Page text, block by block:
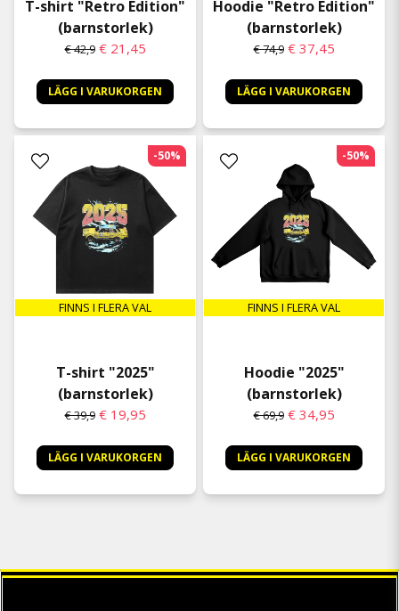
T-shirt "Retro Edition"
(barnstorlek)
€ 42,9 € 21,45
LÄGG I VARUKORGEN
Hoodie "Retro Edition"
(barnstorlek)
€ 74,9 € 37,45
LÄGG I VARUKORGEN
FINNS I FLERA VAL
T-shirt "2025"
(barnstorlek)
€ 39,9 € 19,95
LÄGG I VARUKORGEN
-50%
FINNS I FLERA VAL
Hoodie "2025"
(barnstorlek)
€ 69,9 € 34,95
LÄGG I VARUKORGEN
-50%